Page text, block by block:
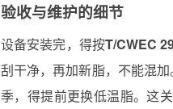
验收与维护的细节
设备安装完，得按T/CWEC
刮干净，再加新脂，不能混
季，得提前更换低温脂。这